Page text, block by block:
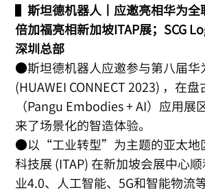
▌斯坦德机器人丨应邀亮相华为
倍加福亮相新加坡ITAP展；SCG
深圳总部
●斯坦德机器人应邀参与第八届华
(HUAWEI CONNECT 2023) ，在
（Pangu Embodies + AI）应用展
来了场景化的智造体验。
●以“工业转型”为主题的亚太地
科技展 (ITAP) 在新加坡会展中心
业4.0、人工智能、5G和智能物流